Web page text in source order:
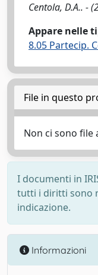
Centola, D.A.. -
Appare nelle
8.05 Partecip.
File in questo
Non ci sono file
I documenti in
tutti i diritti sono
indicazione.
Informazioni